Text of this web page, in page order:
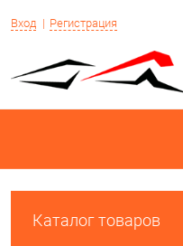
Вход Регистрация
Каталог товаров